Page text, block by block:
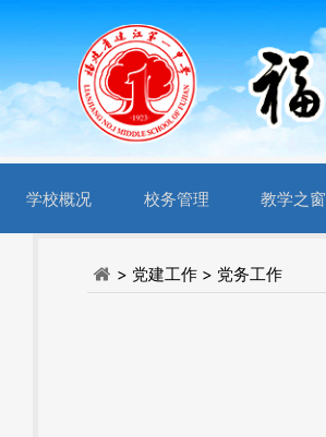
学校概况 校务管理 教学之窗
> 党建工作 > 党务工作